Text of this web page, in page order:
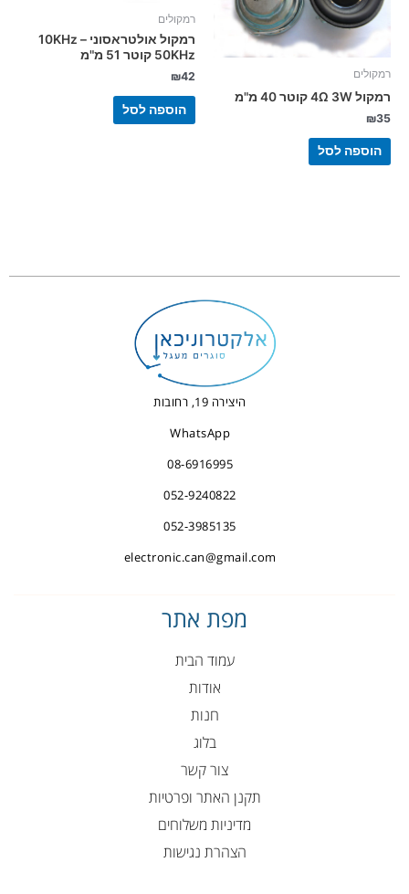
רמקולים
רמקול 4Ω 3W קוטר 40 מ"מ
₪35
הוספה לסל
רמקולים
רמקול אולטראסוני 10KHz –
50KHz קוטר 51 מ"מ
₪42
הוספה לסל
היצירה 19, רחובות
WhatsApp
08-6916995
052-9240822
052-3985135
electronic.can@gmail.com
מפת אתר
עמוד הבית
אודות
חנות
בלוג
צור קשר
תקנן האתר ופרטיות
מדיניות משלוחים
הצהרת נגישות